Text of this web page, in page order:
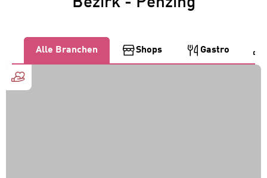
Alle Branchen Shops Gastro